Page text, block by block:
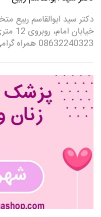
دکتر سید ابوالقاسم ربیع
08632240323‌ همراه گرامی چنانچه سابقه ی مراجعه به…